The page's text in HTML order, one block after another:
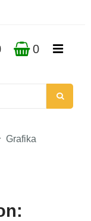
0
Grafika